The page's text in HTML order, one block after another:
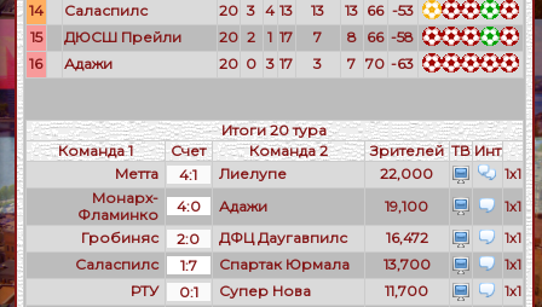
14
Саласпилс 20 3 4 13 13 13 66 -53
15
ДЮСШ Прейли 20 2 1 17 7 8 66 -58
16
Адажи 20 0 3 17 3 7 70 -63
Итоги 20 тура
Команда 1
Счет Команда 2 Зрителей ТВ Инт
Метта
4:1 Лиелупе 22,000 1x1
Монарх-
Фламинко
4:0 Адажи 19,100 1x1
Гробиняс 2:0 ДФЦ Даугавпилс 16,472 1x1
Саласпилс 1:7 Спартак Юрмала 13,700 1x1
РТУ 0:1 Супер Нова 11,700 1x1